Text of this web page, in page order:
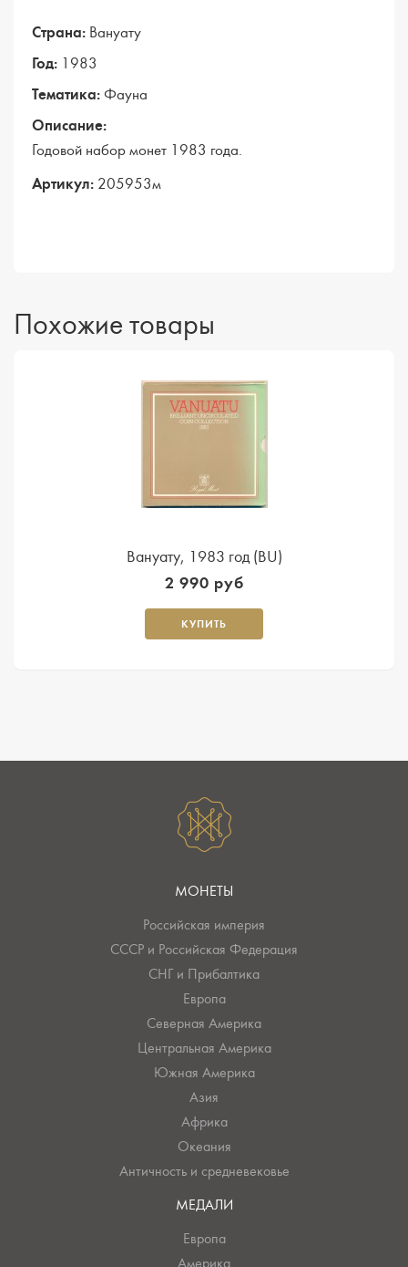
Страна: Вануату
Год: 1983
Тематика: Фауна
Описание:
Годовой набор монет 1983 года.
Артикул: 205953м
Похожие товары
Вануату, 1983 год (BU)
2 990 руб
КУПИТЬ
МОНЕТЫ
Российская империя
СССР и Российская Федерация
СНГ и Прибалтика
Европа
Северная Америка
Центральная Америка
Южная Америка
Азия
Африка
Океания
Античность и средневековье
МЕДАЛИ
Европа
Америка